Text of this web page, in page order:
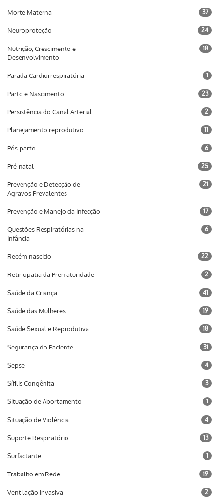
Morte Materna 37
Neuroproteção 24
Nutrição, Crescimento e
Desenvolvimento
18
Parada Cardiorrespiratória 1
Parto e Nascimento 23
Persistência do Canal Arterial 2
Planejamento reprodutivo 11
Pós-parto 6
Pré-natal 25
Prevenção e Detecção de
Agravos Prevalentes
21
Prevenção e Manejo da Infecção 17
Questões Respiratórias na
Infância
6
Recém-nascido 22
Retinopatia da Prematuridade 2
Saúde da Criança 41
Saúde das Mulheres 19
Saúde Sexual e Reprodutiva 18
Segurança do Paciente 31
Sepse 4
Sífilis Congênita 3
Situação de Abortamento 1
Situação de Violência 4
Suporte Respiratório 13
Surfactante 1
Trabalho em Rede 19
Ventilação invasiva 2